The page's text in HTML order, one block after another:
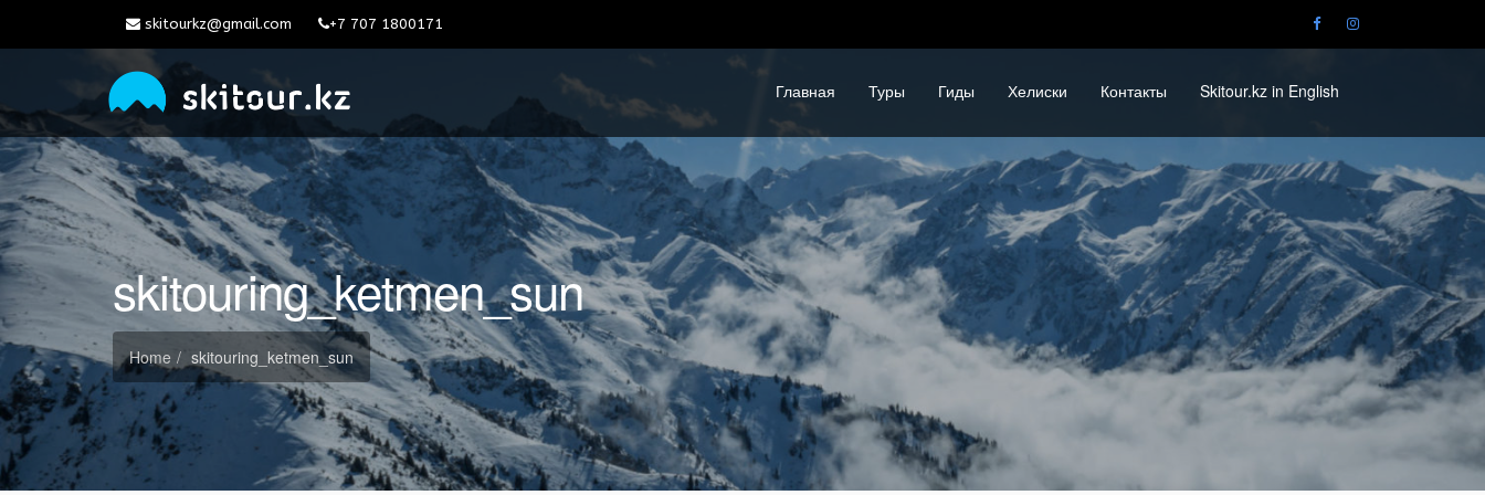
skitourkz@gmail.com +7 707 1800171
Главная Туры Гиды Хелиски Контакты Skitour.kz in English
skitouring_ketmen_sun
Home skitouring_ketmen_sun